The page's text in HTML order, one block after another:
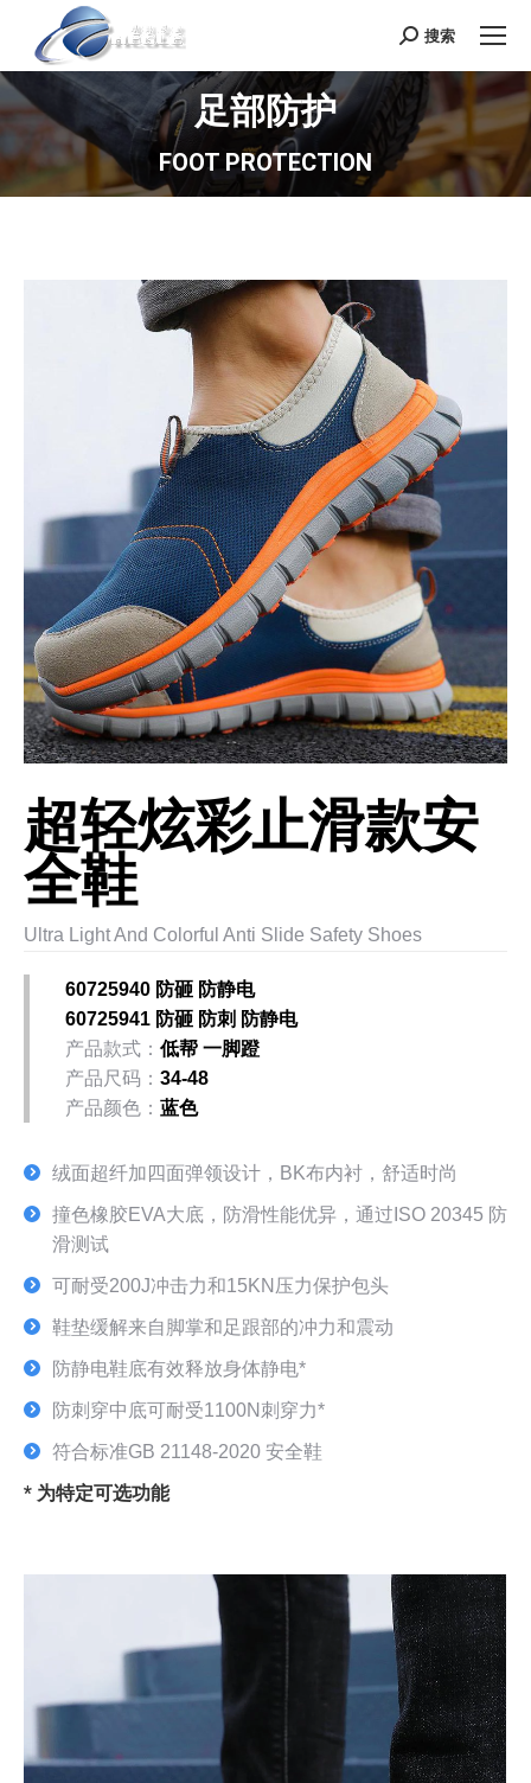
Search:
搜索
足部防护
FOOT PROTECTION
超轻炫彩止滑款安
全鞋
Ultra Light And Colorful Anti Slide Safety Shoes
60725940 防砸 防静电
60725941 防砸 防刺 防静电
产品款式： 低帮 一脚蹬
产品尺码： 34-48
产品颜色： 蓝色
绒面超纤加四面弹领设计，BK布内衬，舒适时尚
撞色橡胶EVA大底，防滑性能优异，通过ISO 20345 防
滑测试
可耐受200J冲击力和15KN压力保护包头
鞋垫缓解来自脚掌和足跟部的冲力和震动
防静电鞋底有效释放身体静电*
防刺穿中底可耐受1100N刺穿力*
符合标准GB 21148-2020 安全鞋
* 为特定可选功能